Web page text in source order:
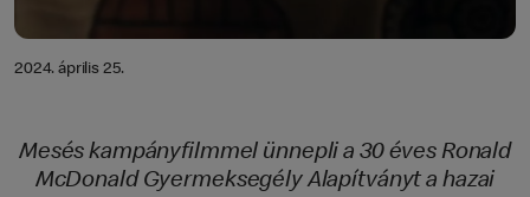
2024. április 25.
Mesés kampányfilmmel ünnepli a 30 éves Ronald
McDonald Gyermeksegély Alapítványt a hazai